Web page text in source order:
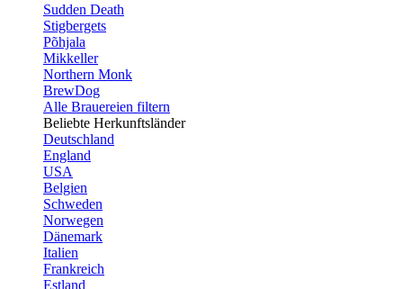
Sudden Death
Stigbergets
Põhjala
Mikkeller
Northern Monk
BrewDog
Alle Brauereien filtern
Beliebte Herkunftsländer
Deutschland
England
USA
Belgien
Schweden
Norwegen
Dänemark
Italien
Frankreich
Estland